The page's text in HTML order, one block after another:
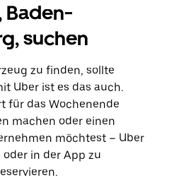
Baden-
suchen
zu finden, sollte
Uber ist es das auch.
für das Wochenende
machen oder einen
möchtest – Uber
in der App zu